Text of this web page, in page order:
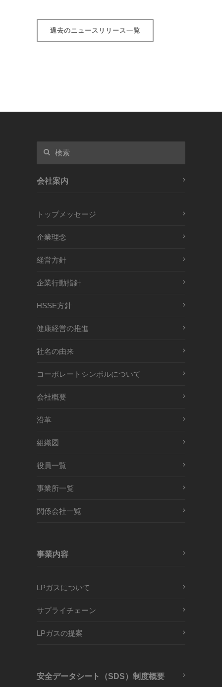
過去のニュースリリース一覧
会社案内
トップメッセージ
企業理念
経営方針
企業行動指針
HSSE方針
健康経営の推進
社名の由来
コーポレートシンボルについて
会社概要
沿革
組織図
役員一覧
事業所一覧
関係会社一覧
事業内容
LPガスについて
サプライチェーン
LPガスの提案
安全データシート（SDS）制度概要